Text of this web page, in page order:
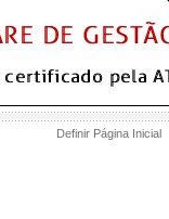
Definir Página Inicial